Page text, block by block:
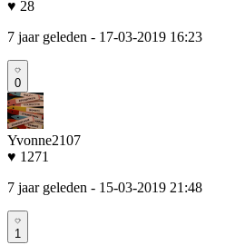
♥ 28
7 jaar geleden - 17-03-2019 16:23
0
Yvonne2107
♥ 1271
7 jaar geleden - 15-03-2019 21:48
1